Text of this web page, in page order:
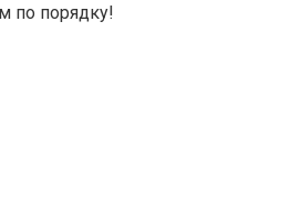
по порядку!